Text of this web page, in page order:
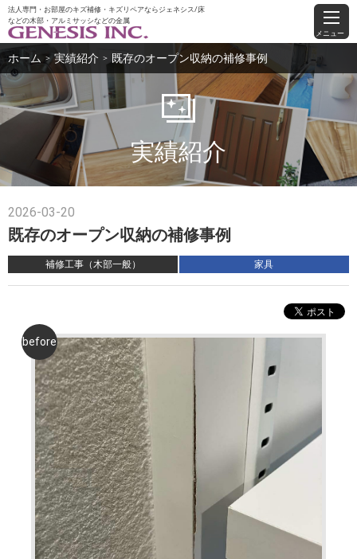
法人専門・お部屋のキズ補修・キズリペアならジェネシス/床
などの木部・アルミサッシなどの金属
メニュー
ホーム ＞ 実績紹介 ＞ 既存のオープン収納の補修事例
実績紹介
2026-03-20
既存のオープン収納の補修事例
補修工事（木部一般） 家具